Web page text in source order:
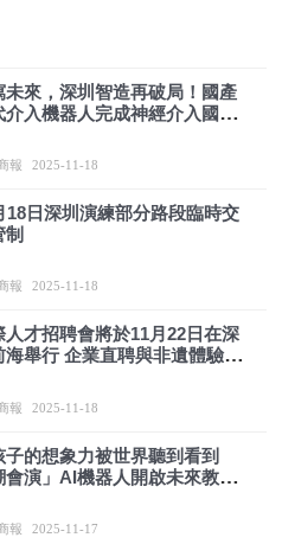
未來，深圳智造再破局！國產
介入機器人完成神經介入國內
報 2025-11-18
18日深圳演練部分路段臨時交
制
報 2025-11-18
人才招聘會將於11月22日在深
海舉行 企業直聘與非遺體驗同
報 2025-11-18
子的想象力被世界聽到看到
會演」AI機器人開啟未來教育
報 2025-11-17